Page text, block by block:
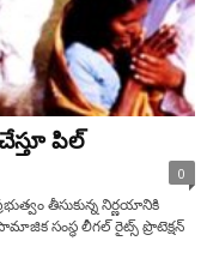
పిల్
0
తీసుకున్న నిర్ణయానికి
సంస్థ లీగల్ రైట్స్ ప్రొటెక్షన్